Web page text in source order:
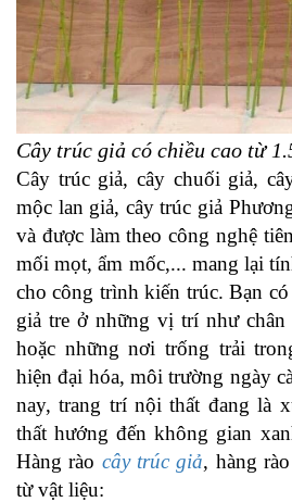
Cây trúc giả có chiều cao từ
Cây trúc giả, cây chuối giả,
mộc lan giả, cây trúc giả
và được làm theo công nghệ
mối mọt, ẩm mốc,... mang lại
cho công trình kiến trúc. Bạn
giả tre ở những vị trí như chân
hoặc những nơi trống trải
hiện đại hóa, môi trường ngày
nay, trang trí nội thất đang là
thất hướng đến không gian
Hàng rào cây trúc giả, hàng
từ vật liệu: